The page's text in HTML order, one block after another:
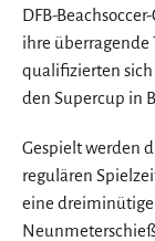
DFB-
ihre überragende
qualifizierten sich
den Supercup in
Gespielt werden
regulären
eine